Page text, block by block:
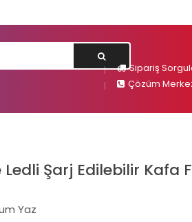
Sipariş
Çözüm
Ledli Şarj Edilebilir Kafa
Yaz